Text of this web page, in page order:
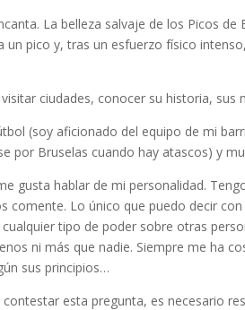
La belleza salvaje de los Picos
un pico y, tras un esfuerzo físico
ciudades, conocer su historia, sus
(soy aficionado del equipo de mi
por Bruselas cuando hay atascos) y
gusta hablar de mi personalidad.
comente. Lo único que puedo decir
tipo de poder sobre otras
ni más que nadie. Siempre me ha
sus principios…
esta pregunta, es necesario